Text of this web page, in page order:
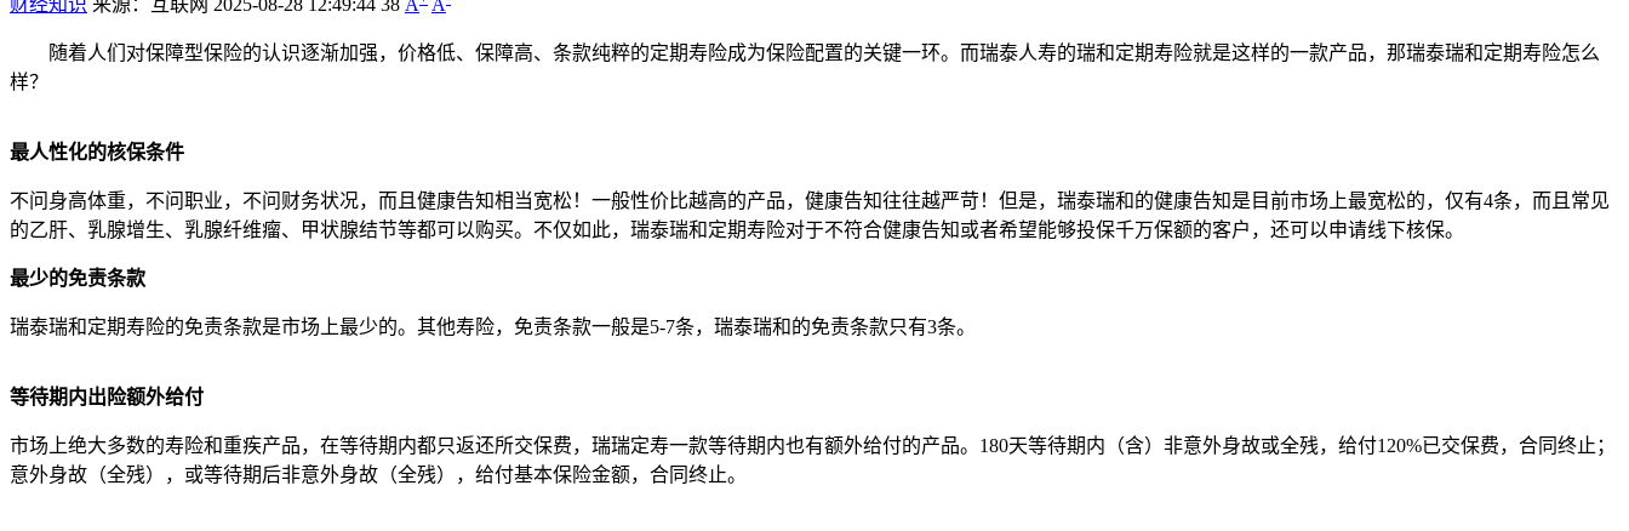
随着人们对保障型保险的认识逐渐加强，价格低、保障高、条款纯粹的定期寿险成为保险配置的关键一环。而瑞泰人寿的瑞和定期寿险就是这样的一款产品，那瑞泰瑞和定期寿险怎么
样？
最人性化的核保条件
不问身高体重，不问职业，不问财务状况，而且健康告知相当宽松！一般性价比越高的产品，健康告知往往越严苛！但是，瑞泰瑞和的健康告知是目前市场上最宽松的，仅有4条，而且常见
的乙肝、乳腺增生、乳腺纤维瘤、甲状腺结节等都可以购买。不仅如此，瑞泰瑞和定期寿险对于不符合健康告知或者希望能够投保千万保额的客户，还可以申请线下核保。
最少的免责条款
瑞泰瑞和定期寿险的免责条款是市场上最少的。其他寿险，免责条款一般是5-7条，瑞泰瑞和的免责条款只有3条。
等待期内出险额外给付
市场上绝大多数的寿险和重疾产品，在等待期内都只返还所交保费，瑞瑞定寿一款等待期内也有额外给付的产品。180天等待期内（含）非意外身故或全残，给付120%已交保费，合同终止；
意外身故（全残），或等待期后非意外身故（全残），给付基本保险金额，合同终止。